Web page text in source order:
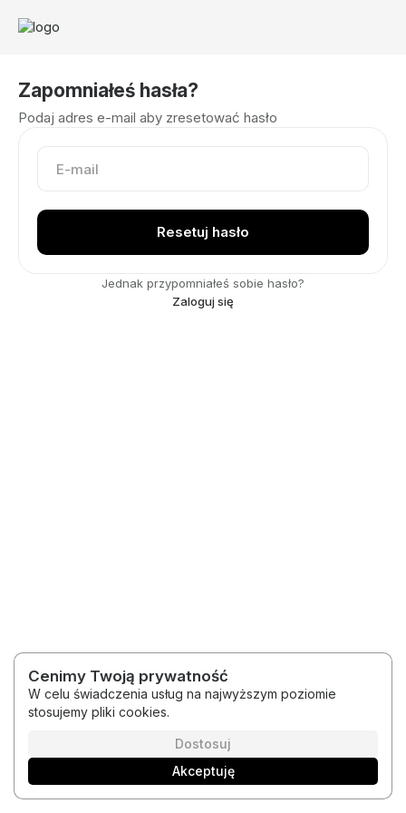
Zapomniałeś hasła?
Podaj adres e-mail aby zresetować hasło
Jednak przypomniałeś sobie hasło?
Zaloguj się
RegulaminPolityka prywatności
Cenimy Twoją prywatność
W celu świadczenia usług na najwyższym poziomie
stosujemy pliki cookies.
Dostosuj
Akceptuję